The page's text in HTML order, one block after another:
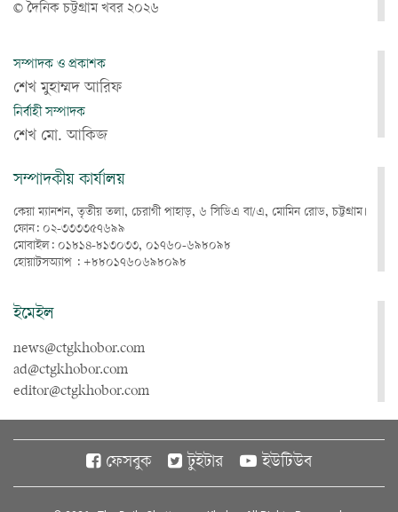
© দৈনিক চট্টগ্রাম খবর ২০২৬
সম্পাদক ও প্রকাশক
শেখ মুহাম্মদ আরিফ
নির্বাহী সম্পাদক
শেখ মো. আকিজ
সম্পাদকীয় কার্যালয়
কেয়া ম্যানশন, তৃতীয় তলা, চেরাগী পাহাড়, ৬ সিডিএ বা/এ, মোমিন রোড, চট্টগ্রাম।
ফোন: ০২-৩৩৩৩৫৭৬৯৯
মোবাইল: ০১৮১৪-৮১৩০৩৩, ০১৭৬০-৬৯৮০৯৮
হোয়াটসঅ্যাপ : +৮৮০১৭৬০৬৯৮০৯৮
ইমেইল
news@ctgkhobor.com
ad@ctgkhobor.com
editor@ctgkhobor.com
ফেসবুক টুইটার ইউটিউব